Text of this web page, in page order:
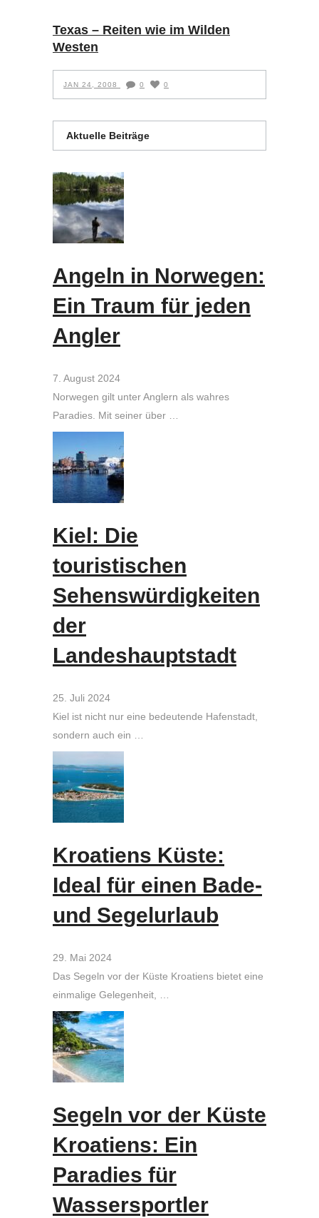
Texas – Reiten wie im Wilden
Westen
JAN 24, 2008 0 0
Aktuelle Beiträge
Angeln in Norwegen:
Ein Traum für jeden
Angler
7. August 2024
Norwegen gilt unter Anglern als wahres
Paradies. Mit seiner über …
Kiel: Die
touristischen
Sehenswürdigkeiten
der
Landeshauptstadt
25. Juli 2024
Kiel ist nicht nur eine bedeutende Hafenstadt,
sondern auch ein …
Kroatiens Küste:
Ideal für einen Bade-
und Segelurlaub
29. Mai 2024
Das Segeln vor der Küste Kroatiens bietet eine
einmalige Gelegenheit, …
Segeln vor der Küste
Kroatiens: Ein
Paradies für
Wassersportler